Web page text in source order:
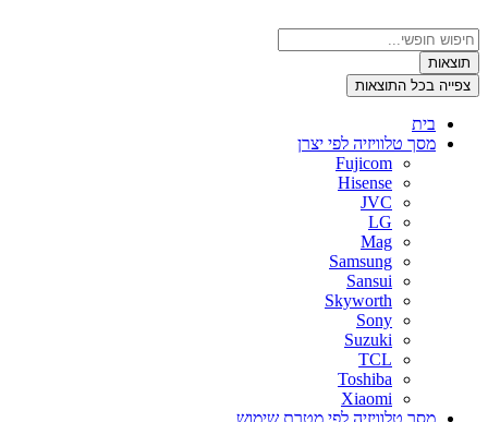
לתוכן
Search
...תוצאות
צפייה בכל התוצאות
בית
מסך טלוויזיה לפי יצרן
Fujicom
Hisense
JVC
LG
Mag
Samsung
Sansui
Skyworth
Sony
Suzuki
TCL
Toshiba
Xiaomi
מסך טלוויזיה לפי מטרת שימוש